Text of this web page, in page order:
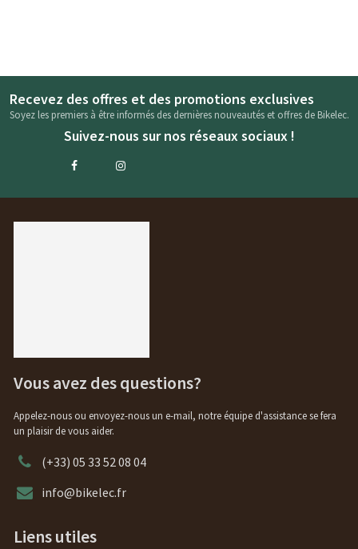
Recevez des offres et des promotions exclusives
Soyez les premiers à être informés des dernières nouveautés et offres de Bikelec.
Suivez-nous sur nos réseaux sociaux !
Vous avez des questions?
Appelez-nous ou envoyez-nous un e-mail, notre équipe d'assistance se fera
un plaisir de vous aider.
(+33) 05 33 52 08 04
info@bikelec.fr
Liens utiles